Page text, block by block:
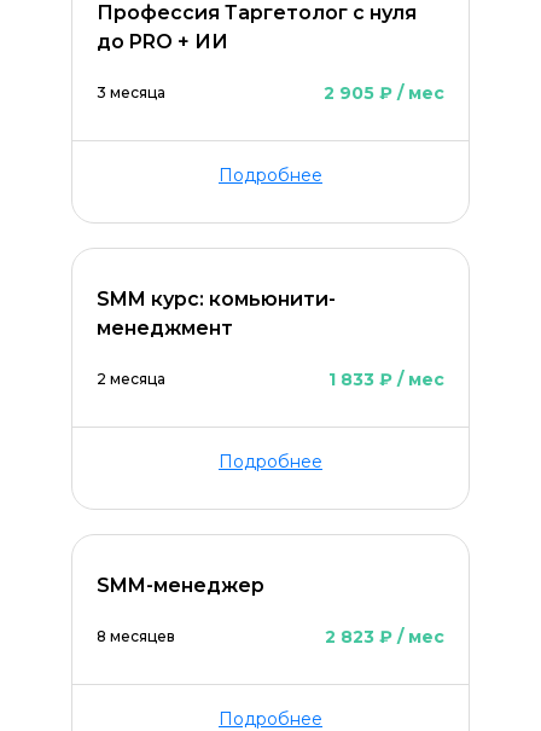
Профессия Таргетолог с нуля
до PRO + ИИ
3 месяца 2 905 ₽ / мес
Подробнее
SMM курс: комьюнити-
менеджмент
2 месяца 1 833 ₽ / мес
Подробнее
SMM-менеджер
8 месяцев 2 823 ₽ / мес
Подробнее